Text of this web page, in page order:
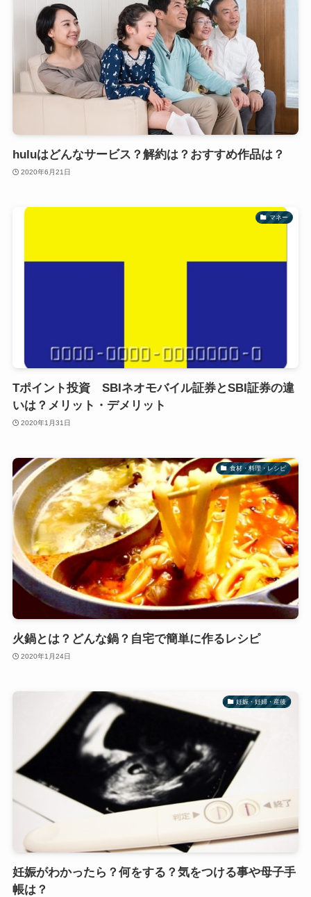
huluはどんなサービス？解約は？おすすめ作品は？
2020年6月21日
マネー
Tポイント投資 SBIネオモバイル証券とSBI証券の違
いは？メリット・デメリット
2020年1月31日
食材・料理・レシピ
火鍋とは？どんな鍋？自宅で簡単に作るレシピ
2020年1月24日
妊娠・妊婦・産後
妊娠がわかったら？何をする？気をつける事や母子手
帳は？